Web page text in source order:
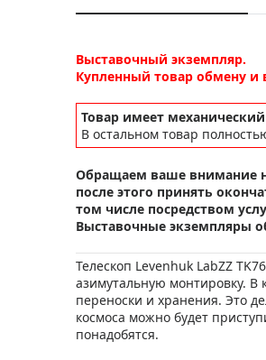
Выставочный экземпляр.
Купленный товар обмену и
Товар имеет
В остальном товар
Обращаем ваше внимание
после этого принять
том числе посредством
Выставочные экземпляры
Телескоп Levenhuk LabZZ
азимутальную монтировку. В
переноски и хранения. Это
космоса можно будет
понадобятся.